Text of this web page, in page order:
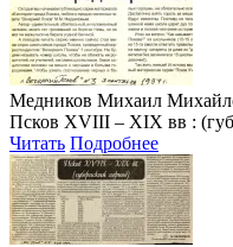
Медников Михаил
Псков XVIII – XIX вв :
Читать Подробнее